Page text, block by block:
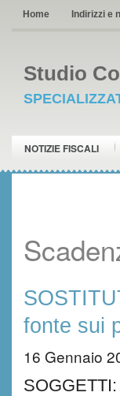
Home Indirizzi e
Studio
NOTIZIE FISCALI
fonte sui
16 Gennaio